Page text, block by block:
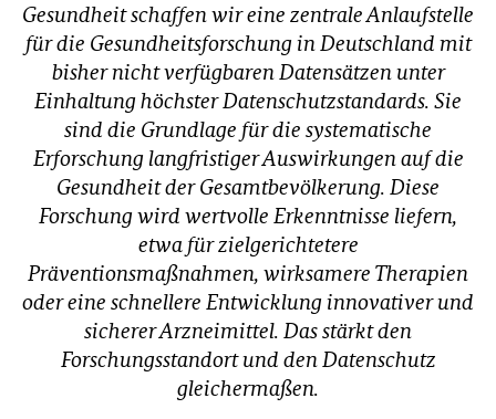
n
d
h
Gesundheit schaffen wir eine zentrale Anlaufstelle
für die Gesundheitsforschung in Deutschland mit
bisher nicht verfügbaren Datensätzen unter
Einhaltung höchster Datenschutzstandards. Sie
sind die Grundlage für die systematische
Erforschung langfristiger Auswirkungen auf die
Gesundheit der Gesamtbevölkerung. Diese
Forschung wird wertvolle Erkenntnisse liefern,
etwa für zielgerichtetere
Präventionsmaßnahmen, wirksamere Therapien
oder eine schnellere Entwicklung innovativer und
sicherer Arzneimittel. Das stärkt den
Forschungsstandort und den Datenschutz
gleichermaßen.